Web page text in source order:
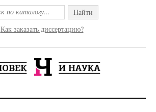
Найти
Как заказать диссертацию?